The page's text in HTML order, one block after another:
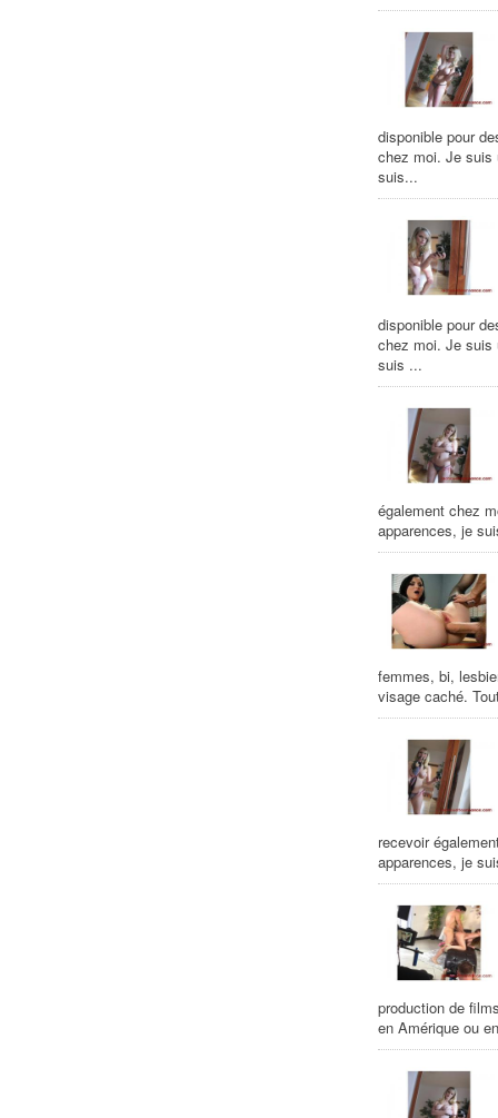
disponible pour
chez moi. Je suis
suis...
disponible pour
chez moi. Je suis
suis ...
également chez
apparences, je
femmes, bi,
visage caché.
recevoir
apparences, je
production de
en Amérique ou